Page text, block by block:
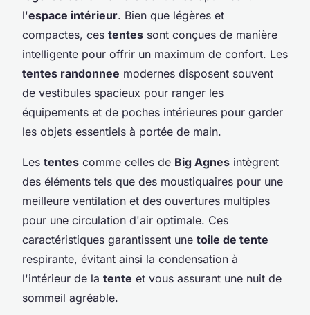
l'espace intérieur. Bien que légères et
compactes, ces tentes sont conçues de manière
intelligente pour offrir un maximum de confort. Les
tentes randonnee modernes disposent souvent
de vestibules spacieux pour ranger les
équipements et de poches intérieures pour garder
les objets essentiels à portée de main.
Les tentes comme celles de Big Agnes intègrent
des éléments tels que des moustiquaires pour une
meilleure ventilation et des ouvertures multiples
pour une circulation d'air optimale. Ces
caractéristiques garantissent une toile de tente
respirante, évitant ainsi la condensation à
l'intérieur de la tente et vous assurant une nuit de
sommeil agréable.